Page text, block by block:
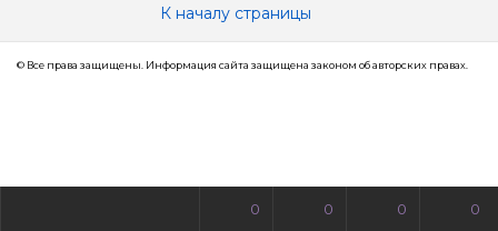
0 0 0 0
К началу страницы
© Все права защищены. Информация сайта защищена законом об авторских правах.